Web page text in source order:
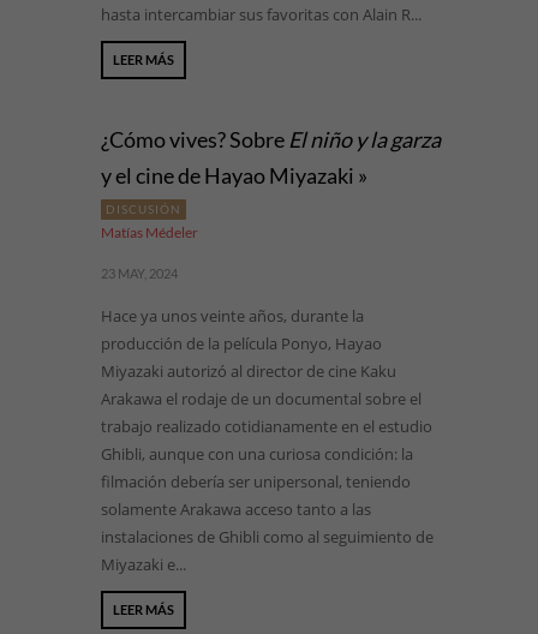
hasta intercambiar sus favoritas con Alain R...
LEER MÁS
¿Cómo vives? Sobre El niño y la garza
y el cine de Hayao Miyazaki »
DISCUSIÓN
Matías Médeler
23 MAY, 2024
Hace ya unos veinte años, durante la
producción de la película Ponyo, Hayao
Miyazaki autorizó al director de cine Kaku
Arakawa el rodaje de un documental sobre el
trabajo realizado cotidianamente en el estudio
Ghibli, aunque con una curiosa condición: la
filmación debería ser unipersonal, teniendo
solamente Arakawa acceso tanto a las
instalaciones de Ghibli como al seguimiento de
Miyazaki e...
LEER MÁS